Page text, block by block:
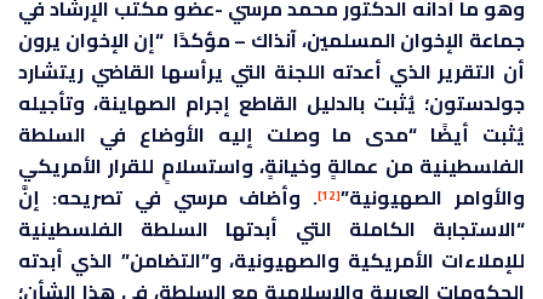
وهو ما أدانه الدكتور محمد مرسي -عضو مكتب الإرشاد في
جماعة الإخوان المسلمين، آنذاك – مؤكدًا “إن الإخوان يرون
أن التقرير الذي أعدته اللجنة التي يرأسها القاضي ريتشارد
جولدستون؛ يُثبت بالدليل القاطع إجرام الصهاينة، وتأجيله
يُثبت أيضًا “مدى ما وصلت إليه الأوضاع في السلطة
الفلسطينية من عمالةٍ وخيانةٍ، واستسلامٍ للقرار الأمريكي
والأوامر الصهيونية”[12]
. وأضاف مرسي في تصريحه: إنَّ
“الاستجابة الكاملة التي أبدتها السلطة الفلسطينية
للإملاءات الأمريكية والصهيونية، و”التضامن” الذي أبدته